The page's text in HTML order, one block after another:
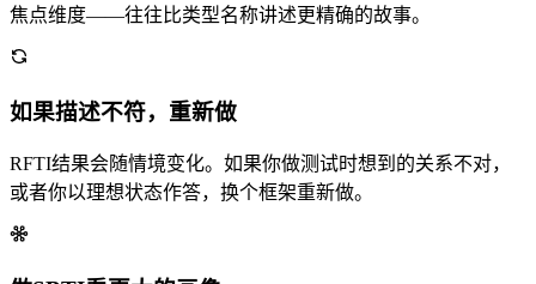
焦点维度——往往比类型名称讲述更精确的故事。
如果描述不符，重新做
RFTI结果会随情境变化。如果你做测试时想到的关系不对，
或者你以理想状态作答，换个框架重新做。